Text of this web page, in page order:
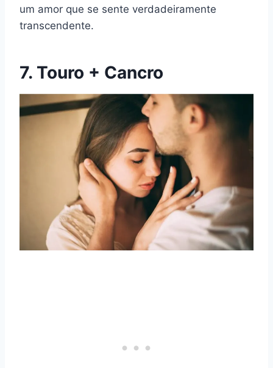
um amor que se sente verdadeiramente
transcendente.
7. Touro + Cancro